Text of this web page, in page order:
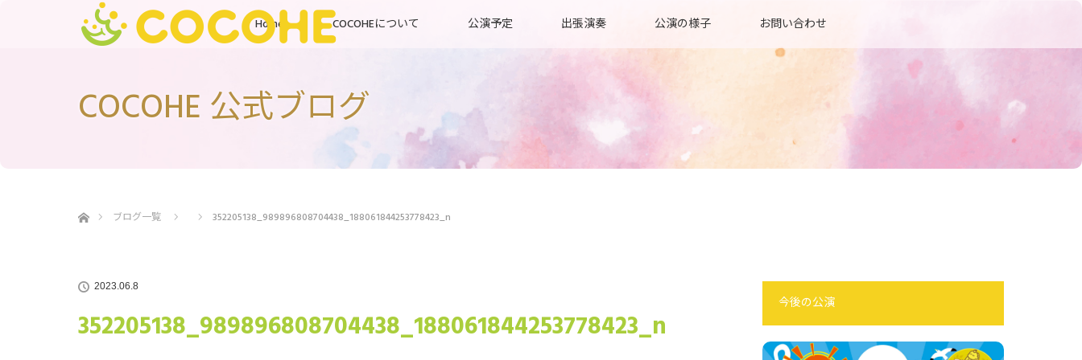
Home COCOHEについて 公演予定 出張演奏 公演の様子 お問い合わせ
COCOHE 公式ブログ
ブログ一覧
352205138_989896808704438_188061844253778423_n
2023.06.8
352205138_989896808704438_188061844253778423_n
今後の公演